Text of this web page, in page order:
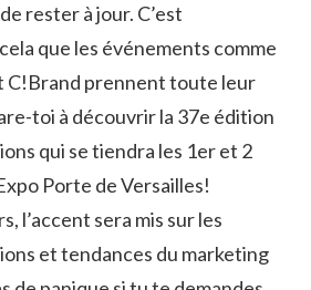
rester à jour. C’est
que les événements comme
C!Brand prennent toute leur
toi à découvrir la 37e édition
qui se tiendra les 1er et 2
Porte de Versailles!
l’accent sera mis sur les
et tendances du marketing